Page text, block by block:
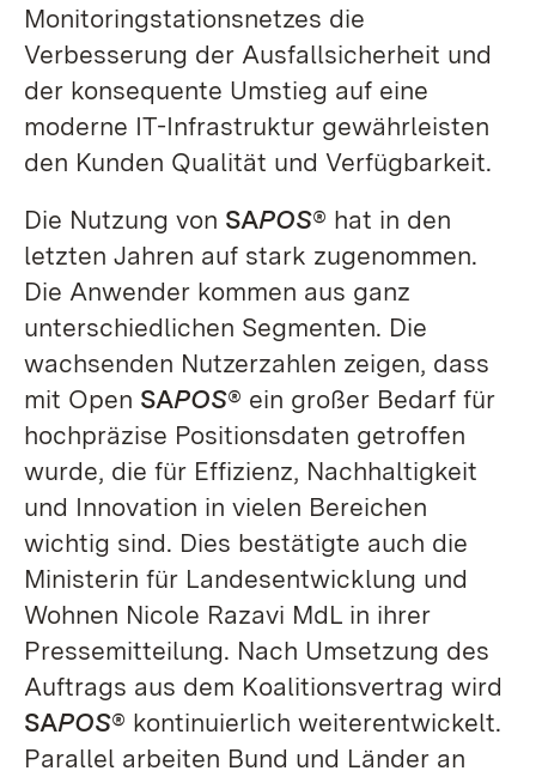
Monitoringstationsnetzes die
Verbesserung der Ausfallsicherheit und
der konsequente Umstieg auf eine
moderne IT-Infrastruktur gewährleisten
den Kunden Qualität und Verfügbarkeit.
Die Nutzung von SAPOS® hat in den
letzten Jahren auf stark zugenommen.
Die Anwender kommen aus ganz
unterschiedlichen Segmenten. Die
wachsenden Nutzerzahlen zeigen, dass
mit Open SAPOS® ein großer Bedarf für
hochpräzise Positionsdaten getroffen
wurde, die für Effizienz, Nachhaltigkeit
und Innovation in vielen Bereichen
wichtig sind. Dies bestätigte auch die
Ministerin für Landesentwicklung und
Wohnen Nicole Razavi MdL in ihrer
Pressemitteilung. Nach Umsetzung des
Auftrags aus dem Koalitionsvertrag wird
SAPOS® kontinuierlich weiterentwickelt.
Parallel arbeiten Bund und Länder an